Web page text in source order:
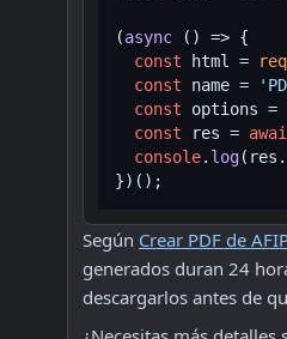
(async () => {
const html =
const name =
const options =
const res =
console. log(res.
Según Crear PDF de
generados duran 24
descargarlos antes de